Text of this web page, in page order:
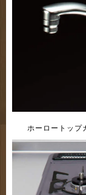
ホーロートッ